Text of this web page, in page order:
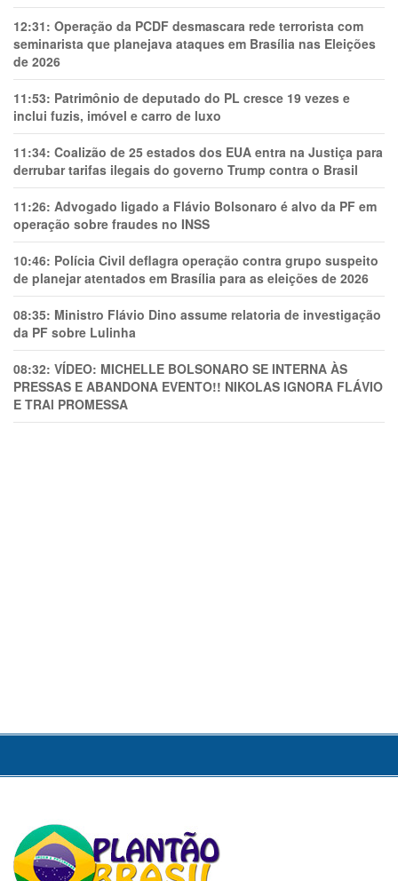
12:31: Operação da PCDF desmascara rede terrorista com
seminarista que planejava ataques em Brasília nas Eleições
de 2026
11:53: Patrimônio de deputado do PL cresce 19 vezes e
inclui fuzis, imóvel e carro de luxo
11:34: Coalizão de 25 estados dos EUA entra na Justiça para
derrubar tarifas ilegais do governo Trump contra o Brasil
11:26: Advogado ligado a Flávio Bolsonaro é alvo da PF em
operação sobre fraudes no INSS
10:46: Polícia Civil deflagra operação contra grupo suspeito
de planejar atentados em Brasília para as eleições de 2026
08:35: Ministro Flávio Dino assume relatoria de investigação
da PF sobre Lulinha
08:32: VÍDEO: MICHELLE BOLSONARO SE INTERNA ÀS
PRESSAS E ABANDONA EVENTO!! NIKOLAS IGNORA FLÁVIO
E TRAl PROMESSA